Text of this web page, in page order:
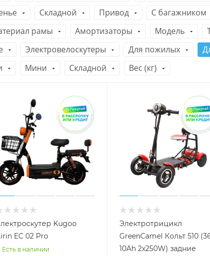
Складной Привод С багажником
рамы Амортизаторы Модель
Электровелоскутеры Для пожилых
Мини Складной Вес (кг)
Kugoo
EC 02 Pro
Есть в наличии
Электротрицикл
GreenCamel Кольт 510
10Ah 2x250W) задние